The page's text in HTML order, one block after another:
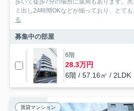
歩いて徒歩7分の場所に薬局もあります。
ミ出し24時間OKなどが揃っており、とて
る
募集中の部屋
6階
28.3万円
6階 / 57.16㎡ / 2LDK
賃貸マンション